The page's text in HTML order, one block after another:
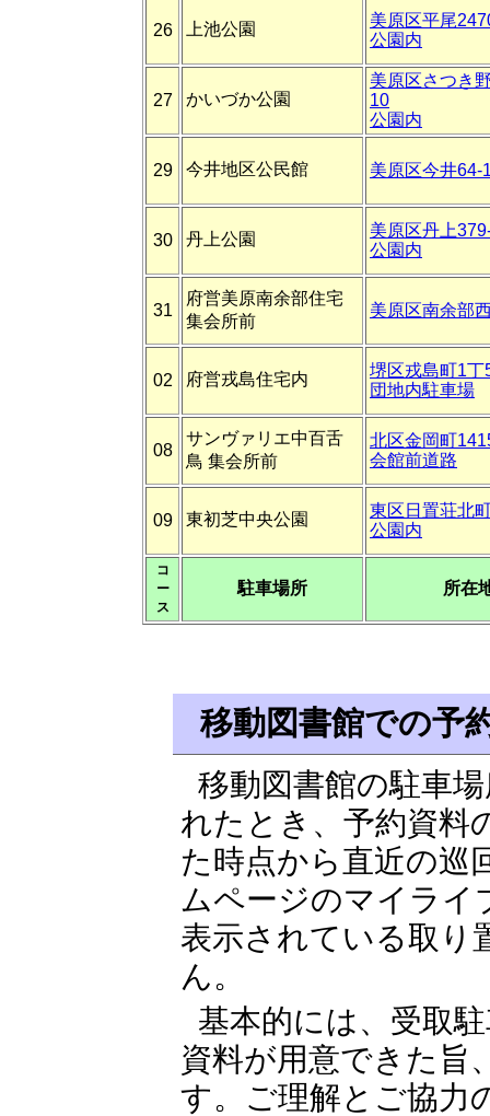
26 上池公園
美原区平尾
公園内
27 かいづか公園
美原区さつき
10
公園内
29 今井地区公民館 美原区今井64-
30 丹上公園
美原区丹上
公園内
31
府営美原南余部住宅
集会所前
美原区南余部
02 府営戎島住宅内
堺区戎島町1丁
団地内駐車場
08
サンヴァリエ中百舌
鳥 集会所前
北区金岡町
会館前道路
09 東初芝中央公園
東区日置荘北
公園内
コ
ー
ス
駐車場所 所在
移動図書館での予
移動図書館の駐車
れたとき、予約資料
た時点から直近の巡
ムページのマイライ
表示されている取り
ん。
基本的には、受取
資料が用意できた旨
す。ご理解とご協力